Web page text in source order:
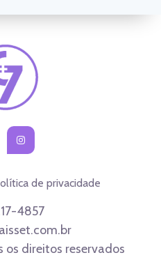
de privacidade
4857
os direitos reservados